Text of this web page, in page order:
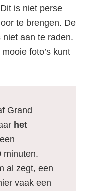
is niet perse
te brengen. De
niet aan te raden.
foto’s kunt
Grand
het
minuten.
al zegt, een
vaak een